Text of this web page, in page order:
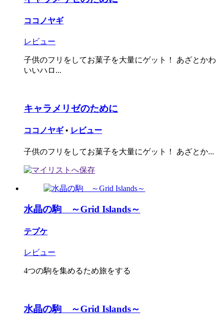
ココノヤギ
レビュー
子供のフリをしてお菓子を大量にゲット！ あざとかわ
いいハロ...
キャラメリゼのために
ココノヤギ • レビュー
子供のフリをしてお菓子を大量にゲット！ あざとか...
水晶の駒 ～Grid Islands～
テプケ
レビュー
4つの駒を集めるため旅をする
水晶の駒 ～Grid Islands～